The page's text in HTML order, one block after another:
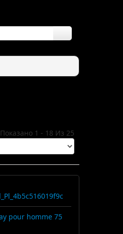
Показано 1 - 18 Из 25
pour homme 75